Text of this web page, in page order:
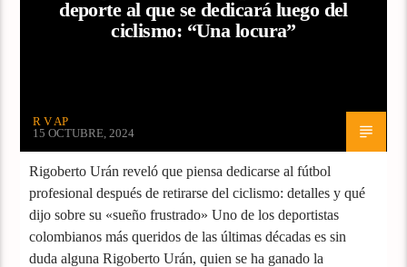
deporte al que se dedicará luego del
ciclismo: “Una locura”
R V AP
15 OCTUBRE, 2024
Rigoberto Urán reveló que piensa dedicarse al fútbol
profesional después de retirarse del ciclismo: detalles y qué
dijo sobre su «sueño frustrado» Uno de los deportistas
colombianos más queridos de las últimas décadas es sin
duda alguna Rigoberto Urán, quien se ha ganado la